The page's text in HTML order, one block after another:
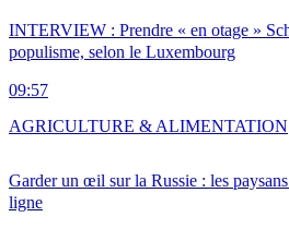
INTERVIEW : Prendre « en otage »
populisme, selon le Luxembourg
09:57
Garder un œil sur la Russie : les
ligne
AGRICULTURE & ALIMENTATION